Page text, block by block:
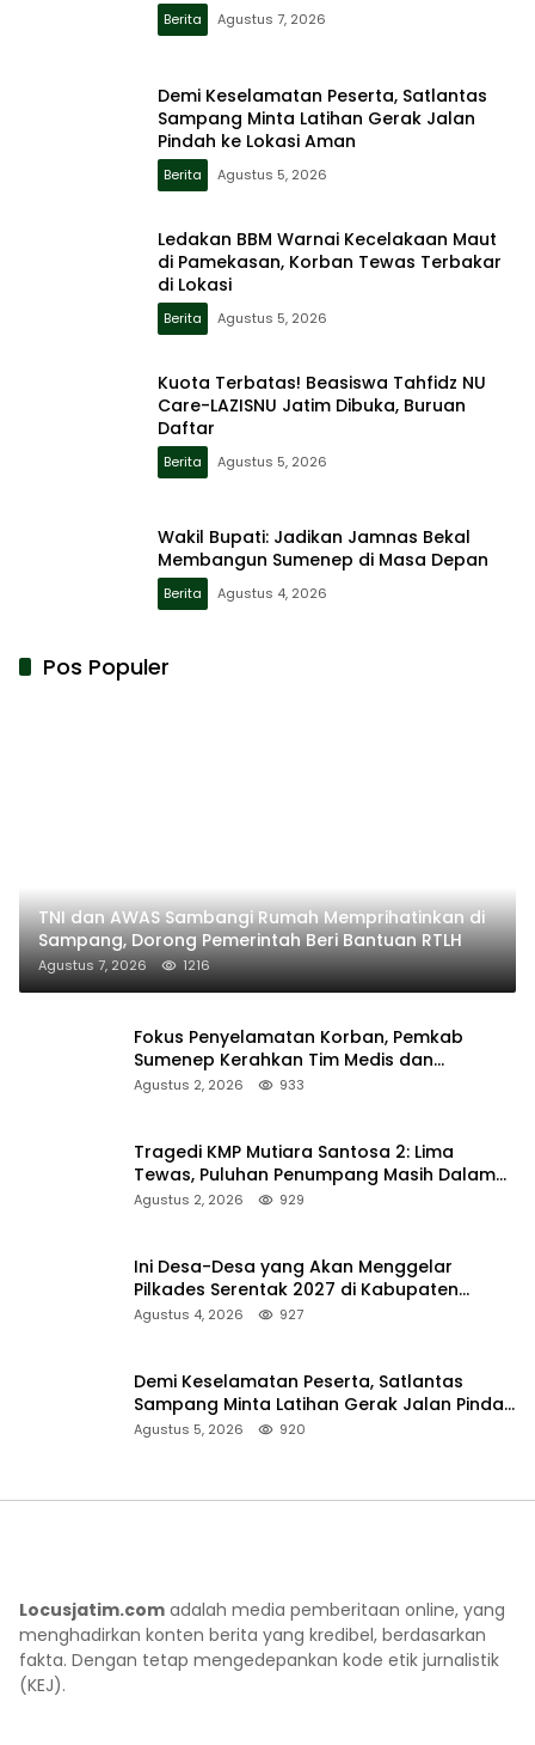
Berita Agustus 7, 2026
Demi Keselamatan Peserta, Satlantas
Sampang Minta Latihan Gerak Jalan
Pindah ke Lokasi Aman
Berita Agustus 5, 2026
Ledakan BBM Warnai Kecelakaan Maut
di Pamekasan, Korban Tewas Terbakar
di Lokasi
Berita Agustus 5, 2026
Kuota Terbatas! Beasiswa Tahfidz NU
Care-LAZISNU Jatim Dibuka, Buruan
Daftar
Berita Agustus 5, 2026
Wakil Bupati: Jadikan Jamnas Bekal
Membangun Sumenep di Masa Depan
Berita Agustus 4, 2026
Pos Populer
TNI dan AWAS Sambangi Rumah Memprihatinkan di
Sampang, Dorong Pemerintah Beri Bantuan RTLH
Agustus 7, 2026 1216
Fokus Penyelamatan Korban, Pemkab
Sumenep Kerahkan Tim Medis dan
Ambulans ke Pelabuhan Kalianget
Agustus 2, 2026 933
Tragedi KMP Mutiara Santosa 2: Lima
Tewas, Puluhan Penumpang Masih Dalam
Pencarian
Agustus 2, 2026 929
Ini Desa-Desa yang Akan Menggelar
Pilkades Serentak 2027 di Kabupaten
Sumenep
Agustus 4, 2026 927
Demi Keselamatan Peserta, Satlantas
Sampang Minta Latihan Gerak Jalan Pindah
ke Lokasi Aman
Agustus 5, 2026 920
Locusjatim.com adalah media pemberitaan online, yang
menghadirkan konten berita yang kredibel, berdasarkan
fakta. Dengan tetap mengedepankan kode etik jurnalistik
(KEJ).